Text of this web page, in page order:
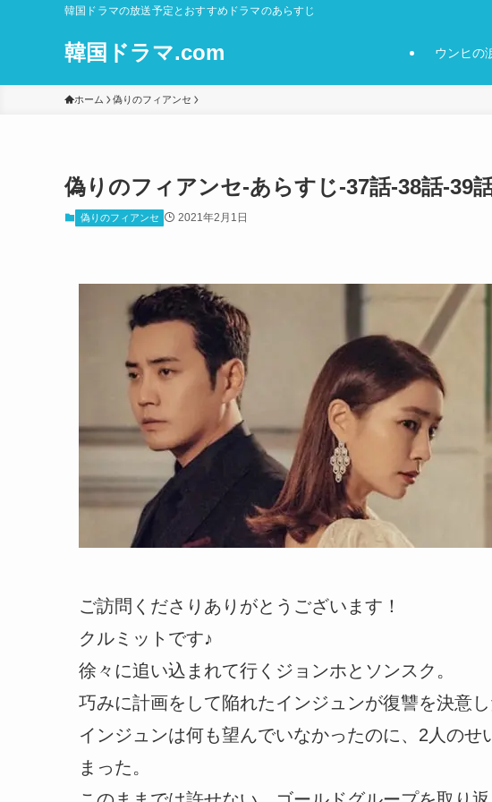
韓国ドラマの放送予定とおすすめドラマのあらすじ
韓国ドラマ.com ウンヒの
ホーム 偽りのフィアンセ
偽りのフィアンセ-あらすじ-37話-38話-39
偽りのフィアンセ 2021年2月1日
ご訪問くださりありがとうございます！
クルミットです♪
徐々に追い込まれて行くジョンホとソンスク。
巧みに計画をして陥れたインジュンが復讐を決意し
インジュンは何も望んでいなかったのに、2人の
まった。